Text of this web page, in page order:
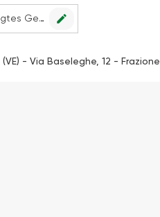
Kein Geschäft ausgewählt. Wählen Sie Ihr bevorzugtes Geschäft, um alle Angebote sehen zu können. edit
- Via Baseleghe, 12 -